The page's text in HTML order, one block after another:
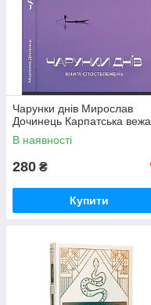
Чарунки днів Мирослав
Дочинець Карпатська вежа
В наявності
280 ₴
Купити